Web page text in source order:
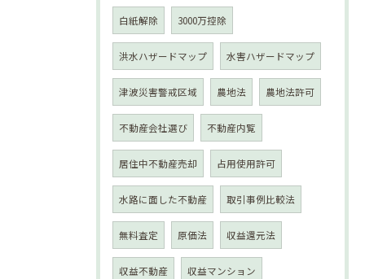
白紙解除 3000万控除
洪水ハザードマップ 水害ハザードマップ
津波災害警戒区域 農地法 農地法許可
不動産会社選び 不動産内覧
居住中不動産売却 占用使用許可
水路に面した不動産 取引事例比較法
無料査定 原価法 収益還元法
収益不動産 収益マンション